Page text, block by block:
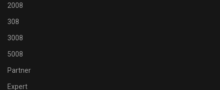
2008
308
3008
5008
Partner
Expert